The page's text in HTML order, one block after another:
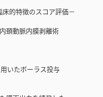
的特徴のスコア評価－
頚動脈内膜剥離術
いたボーラス投与